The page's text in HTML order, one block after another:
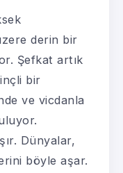
derin bir
Şefkat artık
bir
ve vicdanla
Dünyalar,
böyle aşar.